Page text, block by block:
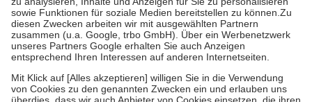
Grundsätzlich leisten Mitglieder Zuzahlungen in Höhe von zehn
Prozent des Abgabepreises,mindestensjedochfünf Euro
höchstens zehn Euro.Es sind jedoch nie mehr als die
tatsächlichen Kosten der Leistung zu entrichten.
Diese Regeln gelten grundsätzlich auch für Online-Apotheken.
Bei Heilmitteln und häuslicher Krankenpflege beträgt die
Zuzahlung zehn Prozent der Kosten sowie zehn Euro je